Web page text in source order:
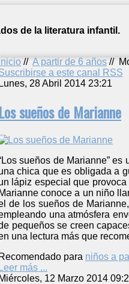
de la literatura infantil.
Inicio // A partir de 6 años //
a este canal RSS
Lunes, 28 Abril 2014 23:21
Los sueños de Marianne
sueños de Marianne”
chica que es obligada a
lápiz especial que
Marianne conoce a un niño
de los sueños de
una atmósfera
pequeños se creen
una lectura más que
Recomendado para niños a
Leer más ...
Miércoles, 12 Marzo 2014